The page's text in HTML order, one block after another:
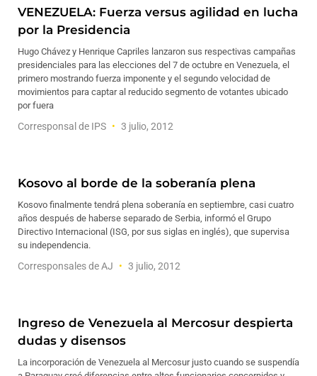
VENEZUELA: Fuerza versus agilidad en lucha
por la Presidencia
Hugo Chávez y Henrique Capriles lanzaron sus respectivas campañas
presidenciales para las elecciones del 7 de octubre en Venezuela, el
primero mostrando fuerza imponente y el segundo velocidad de
movimientos para captar al reducido segmento de votantes ubicado
por fuera
Corresponsal de IPS 3 julio, 2012
Kosovo al borde de la soberanía plena
Kosovo finalmente tendrá plena soberanía en septiembre, casi cuatro
años después de haberse separado de Serbia, informó el Grupo
Directivo Internacional (ISG, por sus siglas en inglés), que supervisa
su independencia.
Corresponsales de AJ 3 julio, 2012
Ingreso de Venezuela al Mercosur despierta
dudas y disensos
La incorporación de Venezuela al Mercosur justo cuando se suspendía